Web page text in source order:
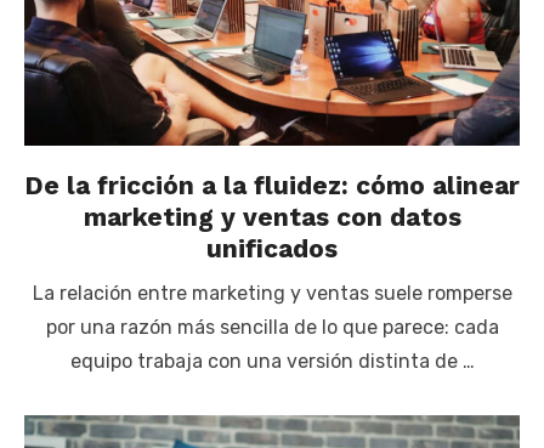
De la fricción a la fluidez: cómo alinear
marketing y ventas con datos
unificados
La relación entre marketing y ventas suele romperse
por una razón más sencilla de lo que parece: cada
equipo trabaja con una versión distinta de …